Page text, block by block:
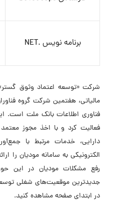
برنامه نویس .NET
شرکت «توسعه اعتماد وثوق
مالیاتی، هفتمین شرکت گروه
فعالیت کرد و با اخذ مجوز معتمد
دارایی، خدمات مرتبط با
الکترونیکی به سامانه مودیان را
رفع مشکلات مودیان در این
جدیدترین موقعیت‌های شغلی
در ابتدای صفحه مشاهده کنید.